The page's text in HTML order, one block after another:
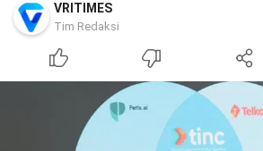
VRITIMES
Tim Redaksi